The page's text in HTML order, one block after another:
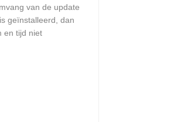
van de update
geïnstalleerd, dan
en tijd niet